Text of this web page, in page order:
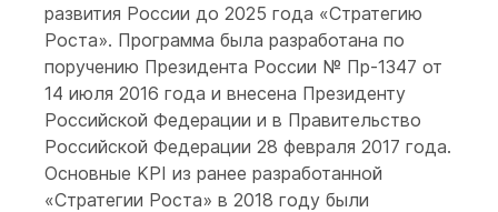
развития России до 2025 года «Стратегию
Роста». Программа была разработана по
поручению Президента России № Пр-1347 от
14 июля 2016 года и внесена Президенту
Российской Федерации и в Правительство
Российской Федерации 28 февраля 2017 года.
Основные KPI из ранее разработанной
«Стратегии Роста» в 2018 году были